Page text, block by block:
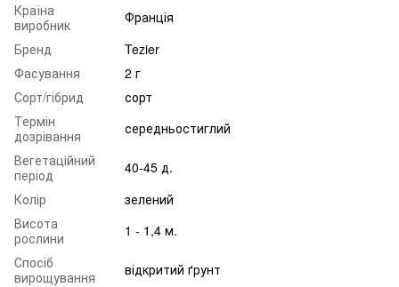
Країна
виробник
Франція
Бренд
Tezier
Фасування
2 г
Сорт/гібрид
сорт
Термін
дозрівання
середньостиглий
Вегетаційний
період
40-45 д.
Колір
зелений
Висота
рослини
1 - 1,4 м.
Спосіб
вирощування
відкритий ґрунт